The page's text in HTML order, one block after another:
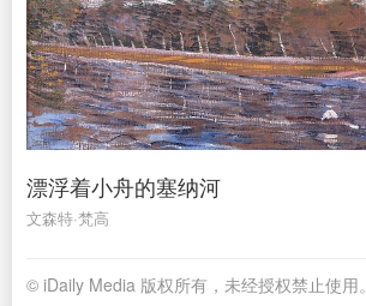
漂浮着小舟的塞纳河
文森特·梵高
© iDaily Media 版权所有，未经授权禁止使用。